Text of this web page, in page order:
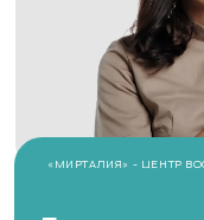
Боль мешает
Поможем восстановить
«МИРТАЛИЯ» - ЦЕНТР